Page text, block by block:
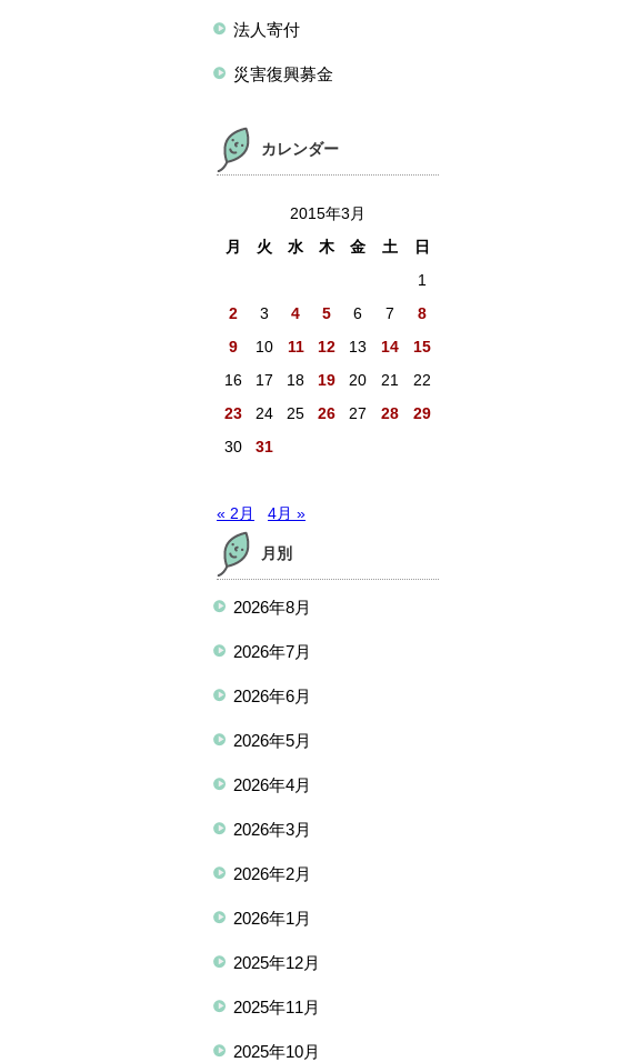
法人寄付
災害復興募金
カレンダー
2015年3月
月
火 水 木 金 土
日
1
2
3 4 5 6 7
8
9
10 11 12 13 14
15
16
17 18 19 20 21
22
23
24 25 26 27 28
29
30
31
« 2月 4月 »
月別
2026年8月
2026年7月
2026年6月
2026年5月
2026年4月
2026年3月
2026年2月
2026年1月
2025年12月
2025年11月
2025年10月